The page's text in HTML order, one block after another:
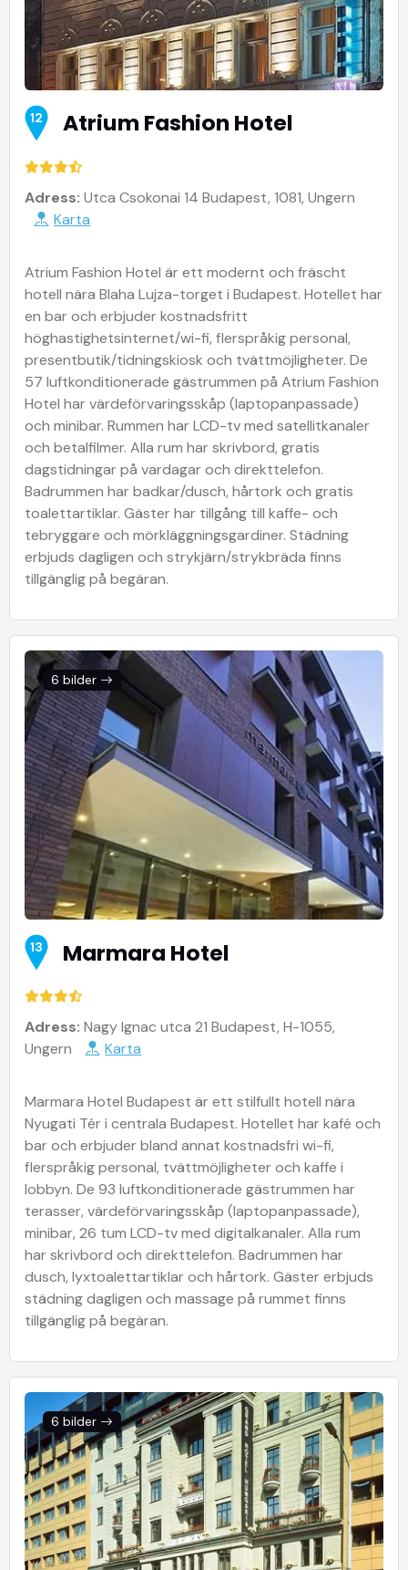
12 Atrium Fashion Hotel
Adress: Utca Csokonai 14 Budapest, 1081, Ungern
Karta
Atrium Fashion Hotel är ett modernt och fräscht
hotell nära Blaha Lujza-torget i Budapest. Hotellet har
en bar och erbjuder kostnadsfritt
höghastighetsinternet/wi-fi, flerspråkig personal,
presentbutik/tidningskiosk och tvättmöjligheter. De
57 luftkonditionerade gästrummen på Atrium Fashion
Hotel har värdeförvaringsskåp (laptopanpassade)
och minibar. Rummen har LCD-tv med satellitkanaler
och betalfilmer. Alla rum har skrivbord, gratis
dagstidningar på vardagar och direkttelefon.
Badrummen har badkar/dusch, hårtork och gratis
toalettartiklar. Gäster har tillgång till kaffe- och
tebryggare och mörkläggningsgardiner. Städning
erbjuds dagligen och strykjärn/strykbräda finns
tillgänglig på begäran.
6 bilder
13 Marmara Hotel
Adress: Nagy Ignac utca 21 Budapest, H-1055,
Ungern
Karta
Marmara Hotel Budapest är ett stilfullt hotell nära
Nyugati Tér i centrala Budapest. Hotellet har kafé och
bar och erbjuder bland annat kostnadsfri wi-fi,
flerspråkig personal, tvättmöjligheter och kaffe i
lobbyn. De 93 luftkonditionerade gästrummen har
terasser, värdeförvaringsskåp (laptopanpassade),
minibar, 26 tum LCD-tv med digitalkanaler. Alla rum
har skrivbord och direkttelefon. Badrummen har
dusch, lyxtoalettartiklar och hårtork. Gäster erbjuds
städning dagligen och massage på rummet finns
tillgänglig på begäran.
6 bilder